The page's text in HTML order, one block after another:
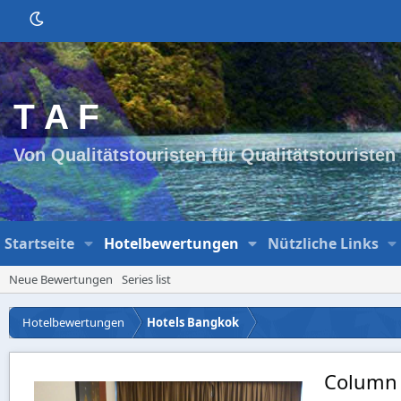
T A F
Von Qualitätstouristen für Qualitätstouristen
Startseite Hotelbewertungen Nützliche Links
Neue Bewertungen Series list
Hotelbewertungen Hotels Bangkok